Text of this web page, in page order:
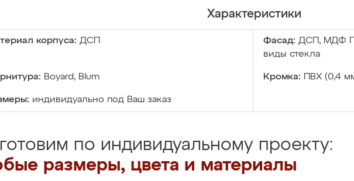
Характеристики
корпуса: ДСП Фасад: ДСП, МДФ
виды стекла
Boyard, Blum Кромка: ПВХ (0,4
индивидуально под Ваш заказ
по индивидуальному проекту:
размеры, цвета и материалы